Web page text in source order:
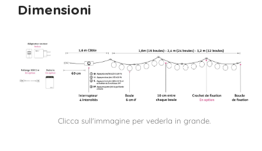
Dimensioni
Clicca sull'immagine per vederla in grande.